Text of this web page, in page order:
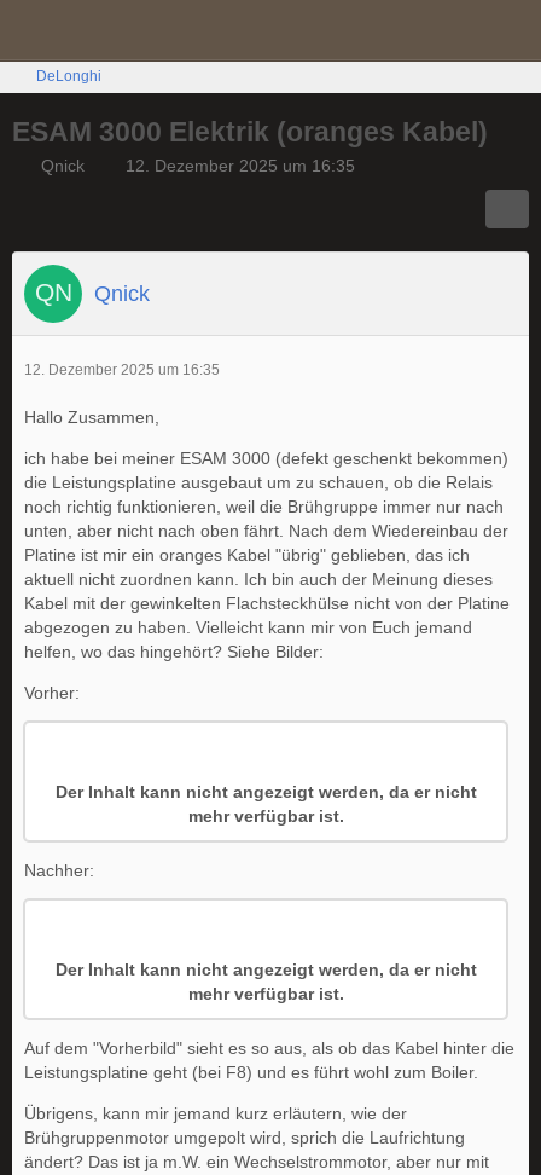
DeLonghi
ESAM 3000 Elektrik (oranges Kabel)
Qnick 12. Dezember 2025 um 16:35
Qnick
12. Dezember 2025 um 16:35
Hallo Zusammen,
ich habe bei meiner ESAM 3000 (defekt geschenkt bekommen)
die Leistungsplatine ausgebaut um zu schauen, ob die Relais
noch richtig funktionieren, weil die Brühgruppe immer nur nach
unten, aber nicht nach oben fährt. Nach dem Wiedereinbau der
Platine ist mir ein oranges Kabel "übrig" geblieben, das ich
aktuell nicht zuordnen kann. Ich bin auch der Meinung dieses
Kabel mit der gewinkelten Flachsteckhülse nicht von der Platine
abgezogen zu haben. Vielleicht kann mir von Euch jemand
helfen, wo das hingehört? Siehe Bilder:
Vorher:
Der Inhalt kann nicht angezeigt werden, da er nicht
mehr verfügbar ist.
Nachher:
Der Inhalt kann nicht angezeigt werden, da er nicht
mehr verfügbar ist.
Auf dem "Vorherbild" sieht es so aus, als ob das Kabel hinter die
Leistungsplatine geht (bei F8) und es führt wohl zum Boiler.
Übrigens, kann mir jemand kurz erläutern, wie der
Brühgruppenmotor umgepolt wird, sprich die Laufrichtung
ändert? Das ist ja m.W. ein Wechselstrommotor, aber nur mit